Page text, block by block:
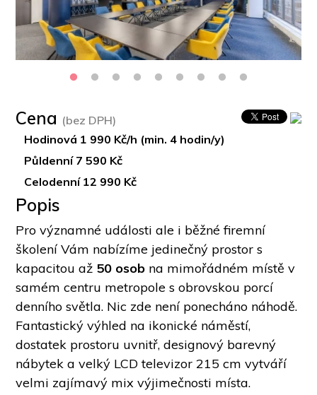
Cena (bez DPH)
Hodinová 1 990 Kč/h (min. 4 hodin/y)
Půldenní 7 590 Kč
Celodenní 12 990 Kč
Popis
Pro významné události ale i běžné firemní
školení Vám nabízíme jedinečný prostor s
kapacitou až 50 osob na mimořádném místě v
samém centru metropole s obrovskou porcí
denního světla. Nic zde není ponecháno náhodě.
Fantastický výhled na ikonické náměstí,
dostatek prostoru uvnitř, designový barevný
nábytek a velký LCD televizor 215 cm vytváří
velmi zajímavý mix výjimečnosti místa.